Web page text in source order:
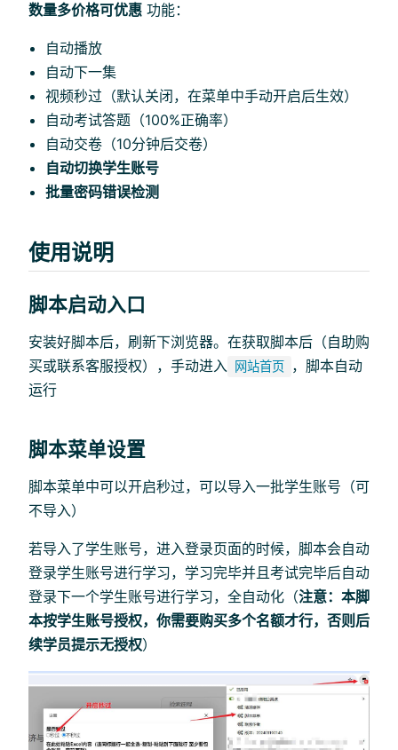
数量多价格可优惠 功能：
自动播放
自动下一集
视频秒过（默认关闭，在菜单中手动开启后生效）
自动考试答题（100%正确率）
自动交卷（10分钟后交卷）
自动切换学生账号
批量密码错误检测
使用说明
脚本启动入口
安装好脚本后，刷新下浏览器。在获取脚本后（自助购
买或联系客服授权），手动进入
网站首页
，脚本自动
运行
脚本菜单设置
脚本菜单中可以开启秒过，可以导入一批学生账号（可
不导入）
若导入了学生账号，进入登录页面的时候，脚本会自动
登录学生账号进行学习，学习完毕并且考试完毕后自动
登录下一个学生账号进行学习，全自动化（注意：本脚
本按学生账号授权，你需要购买多个名额才行，否则后
续学员提示无授权）